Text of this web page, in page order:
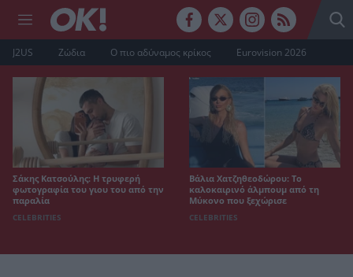
J2US Ζώδια Ο πιο αδύναμος κρίκος Eurovision 2026
Σάκης Κατσούλης: Η τρυφερή
φωτογραφία του γιου του από την
παραλία
CELEBRITIES
Βάλια Χατζηθεοδώρου: Το
καλοκαιρινό άλμπουμ από τη
Μύκονο που ξεχώρισε
CELEBRITIES